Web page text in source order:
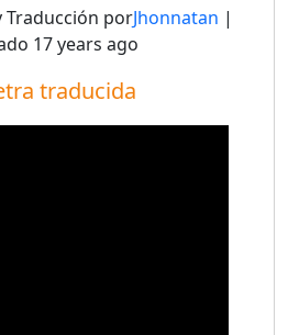
Traducción porJhonnatan |
17 years ago
traducida